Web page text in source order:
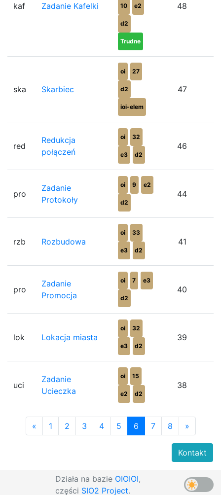
kaf Zadanie Kafelki 10 e2
d2
Trudne
48
ska Skarbiec
oi 27
d2
ioi-elem
47
red
Redukcja
połączeń
oi 32
e3 d2
46
pro
Zadanie
Protokoły
oi 9 e2
d2
44
rzb Rozbudowa
oi 33
e3 d2
41
pro
Zadanie
Promocja
oi 7 e3
d2
40
lok Lokacja miasta
oi 32
e3 d2
39
uci
Zadanie
Ucieczka
oi 15
e2 d2
38
« 1 2 3 4 5 6 7 8 »
Działa na bazie OIOIOI,
części SIO2 Project.
Kontakt